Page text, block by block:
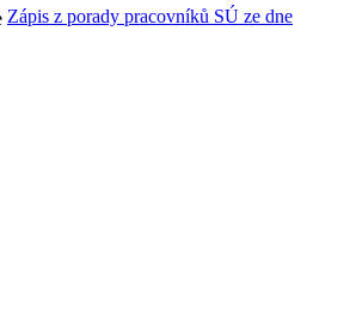
Zápis z porady pracovníků SÚ ze dne